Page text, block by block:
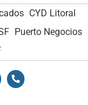
CYD Litoral
Puerto Negocios